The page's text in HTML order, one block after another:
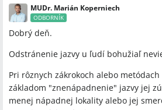
MUDr. Marián Koperniech
ODBORNÍK
Dobrý deň.
Odstránenie jazvy u ľudí bohužiaľ
Pri rôznych zákrokoch alebo
základom "znenápadnenie" jazvy jej
menej nápadnej lokality alebo jej